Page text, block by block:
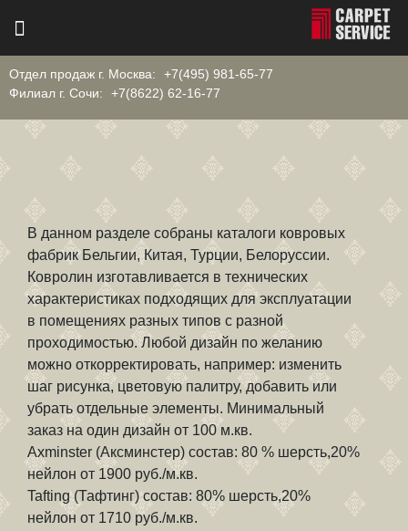
Отдел продаж г. Москва:
+7(495) 981-65-77
Филиал г. Сочи:
+7(8622) 62-16-77
В данном разделе собраны каталоги ковровых
фабрик Бельгии, Китая, Турции, Белоруссии.
Ковролин изготавливается в технических
характеристиках подходящих для эксплуатации
в помещениях разных типов с разной
проходимостью. Любой дизайн по желанию
можно откорректировать, например: изменить
шаг рисунка, цветовую палитру, добавить или
убрать отдельные элементы. Минимальный
заказ на один дизайн от 100 м.кв.
Axminster (Аксминстер) состав: 80 % шерсть,20%
нейлон от 1900 руб./м.кв.
Tafting (Тафтинг) состав: 80% шерсть,20%
нейлон от 1710 руб./м.кв.